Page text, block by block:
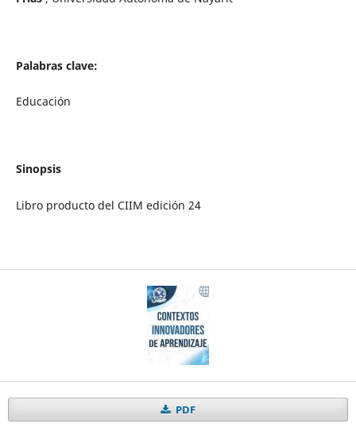
Palabras clave:
Educación
Sinopsis
Libro producto del CIIM edición 24
PDF